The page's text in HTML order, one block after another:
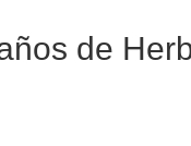
de